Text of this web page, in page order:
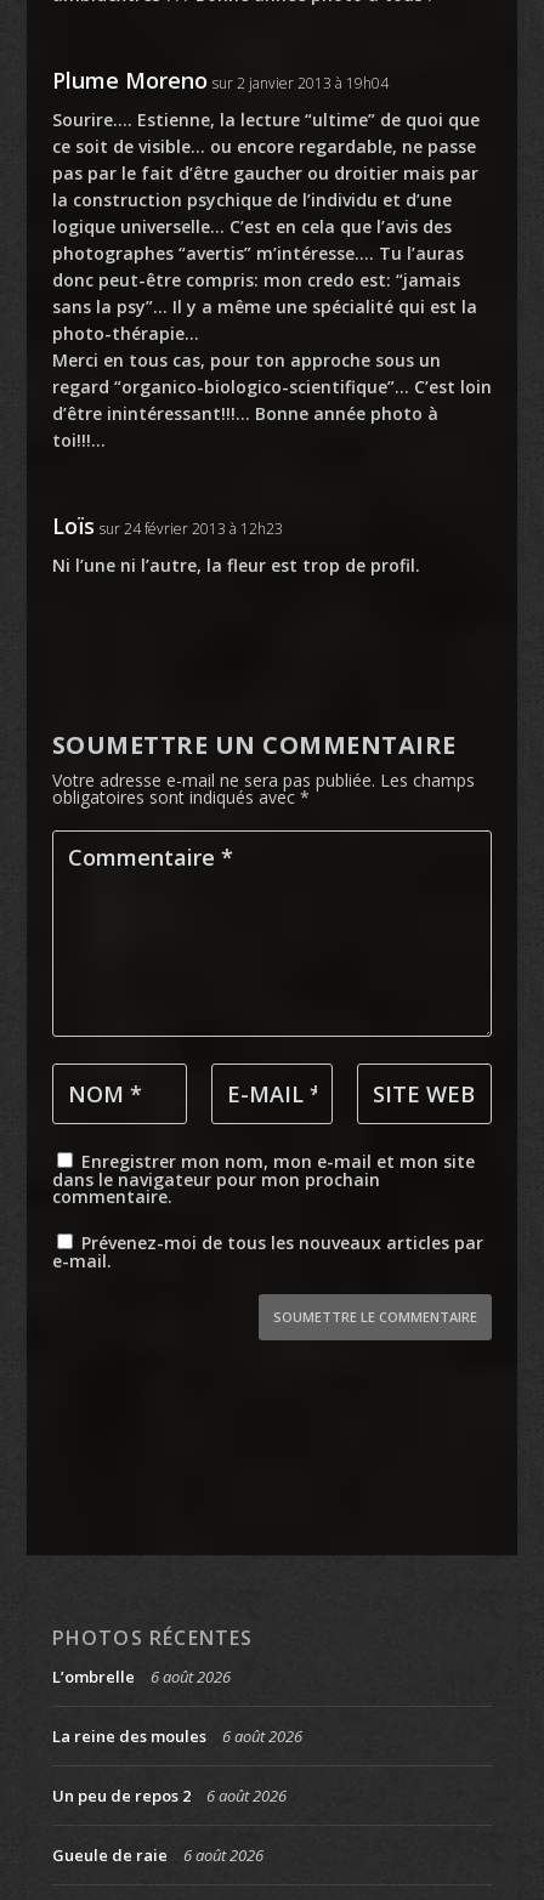
Plume Moreno sur 2 janvier 2013 à 19h04
Sourire…. Estienne, la lecture “ultime” de quoi que
ce soit de visible… ou encore regardable, ne passe
pas par le fait d’être gaucher ou droitier mais par
la construction psychique de l’individu et d’une
logique universelle… C’est en cela que l’avis des
photographes “avertis” m’intéresse…. Tu l’auras
donc peut-être compris: mon credo est: “jamais
sans la psy”… Il y a même une spécialité qui est la
photo-thérapie…
Merci en tous cas, pour ton approche sous un
regard “organico-biologico-scientifique”… C’est loin
d’être inintéressant!!!… Bonne année photo à
toi!!!…
Loïs sur 24 février 2013 à 12h23
Ni l’une ni l’autre, la fleur est trop de profil.
SOUMETTRE UN COMMENTAIRE
Votre adresse e-mail ne sera pas publiée. Les champs
obligatoires sont indiqués avec *
Enregistrer mon nom, mon e-mail et mon site
dans le navigateur pour mon prochain
commentaire.
Prévenez-moi de tous les nouveaux articles par
e-mail.
SOUMETTRE LE COMMENTAIRE
PHOTOS RÉCENTES
L’ombrelle 6 août 2026
La reine des moules 6 août 2026
Un peu de repos 2 6 août 2026
Gueule de raie 6 août 2026